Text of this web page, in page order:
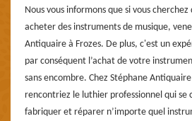
Nous vous informons que si vous
acheter des instruments de musique,
Antiquaire à Frozes. De plus, c'est un
par conséquent l’achat de votre
sans encombre. Chez Stéphane Antiquaire
rencontriez le luthier professionnel qui se
fabriquer et réparer n’importe quel